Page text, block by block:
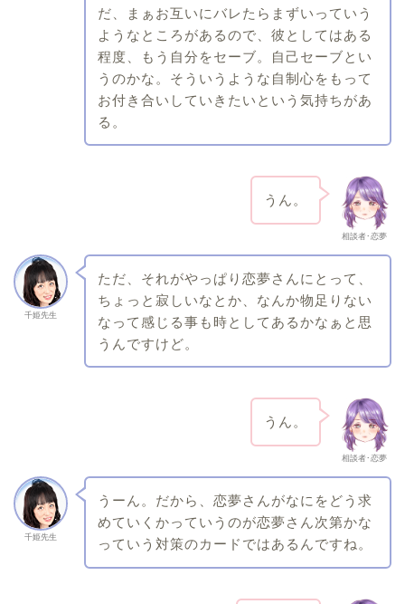
だ、まぁお互いにバレたらまずいっていう
ようなところがあるので、彼としてはある
程度、もう自分をセーブ。自己セーブとい
うのかな。そういうような自制心をもって
お付き合いしていきたいという気持ちがあ
る。
相談者･恋夢
うん。
千姫先生
ただ、それがやっぱり恋夢さんにとって、
ちょっと寂しいなとか、なんか物足りない
なって感じる事も時としてあるかなぁと思
うんですけど。
相談者･恋夢
うん。
千姫先生
うーん。だから、恋夢さんがなにをどう求
めていくかっていうのが恋夢さん次第かな
っていう対策のカードではあるんですね。